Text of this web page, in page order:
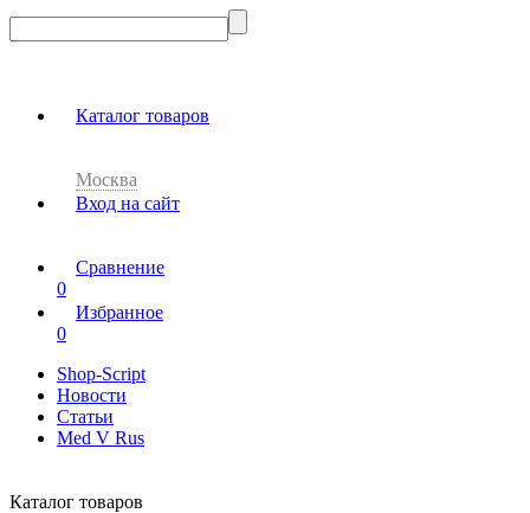
Каталог товаров
Москва
Вход на сайт
Сравнение
0
Избранное
0
Shop-Script
Новости
Статьи
Med V Rus
Каталог товаров